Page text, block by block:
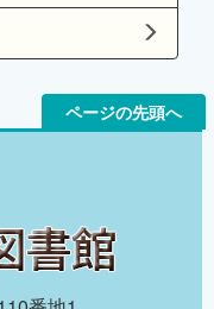
ページの先頭へ